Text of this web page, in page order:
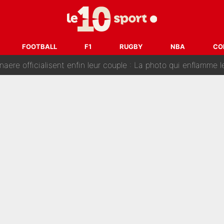
FOOTBALL F1 RUGBY NBA
Michael Olise : L’annonce du Bayern Munich sur son
: La photo qui met fin au transfert de l’été !
officialisent enfin leur couple : La photo qui enflamme